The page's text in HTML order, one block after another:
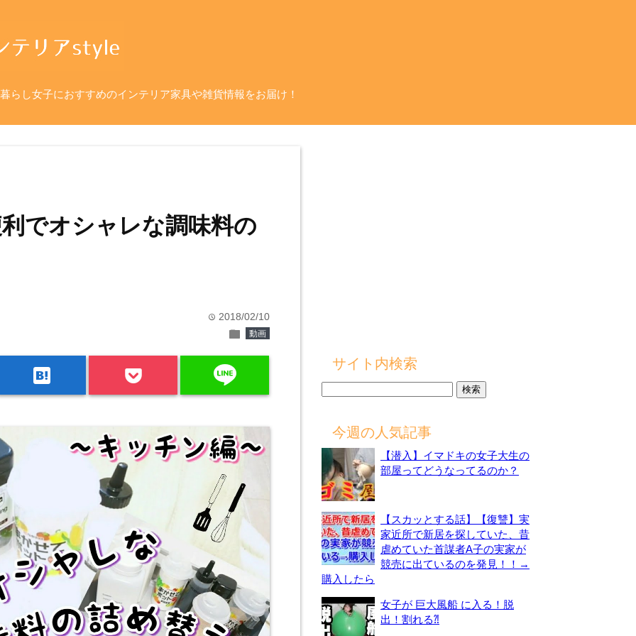
らし女子におすすめのインテリア家具や雑貨情報をお届け！
利でオシャレな調味料の
time 2018/02/10
folder 動画
hatenabookmark line サイト内検索
今週の人気記事
【潜入】イマドキの女子大生の
部屋ってどうなってるのか？
【スカッとする話】【復讐】実
家近所で新居を探していた、昔
虐めていた首謀者A子の実家が
競売に出ているのを発見！！→
購入したら
女子が 巨大風船 に入る！脱
出！割れる⁈